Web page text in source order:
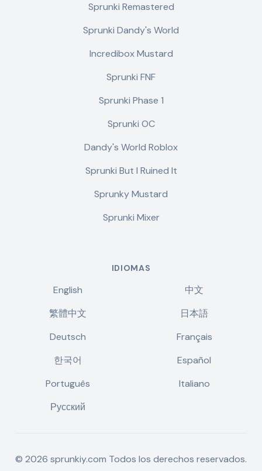
Sprunki Remastered
Sprunki Dandy's World
Incredibox Mustard
Sprunki FNF
Sprunki Phase 1
Sprunki OC
Dandy's World Roblox
Sprunki But I Ruined It
Sprunky Mustard
Sprunki Mixer
IDIOMAS
English
中文
繁體中文
日本語
Deutsch
Français
한국어
Español
Português
Italiano
Русский
© 2026 sprunkiy.com Todos los derechos reservados.